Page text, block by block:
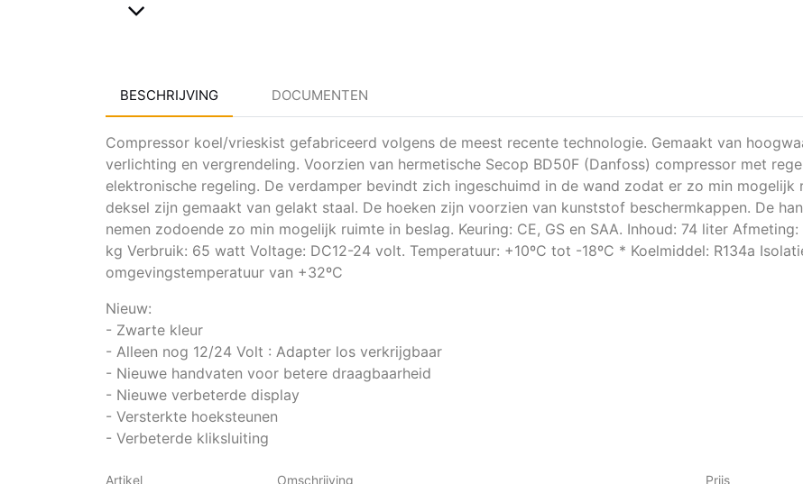
BESCHRIJVING DOCUMENTEN
Compressor koel/vrieskist gefabriceerd volgens de meest recente technologie. Gemaakt van
verlichting en vergrendeling. Voorzien van hermetische Secop BD50F (Danfoss) compressor met
elektronische regeling. De verdamper bevindt zich ingeschuimd in de wand zodat er zo min mogelijk
deksel zijn gemaakt van gelakt staal. De hoeken zijn voorzien van kunststof beschermkappen. De
nemen zodoende zo min mogelijk ruimte in beslag. Keuring: CE, GS en SAA. Inhoud: 74 liter
kg Verbruik: 65 watt Voltage: DC12-24 volt. Temperatuur: +10ºC tot -18ºC * Koelmiddel: R134a
omgevingstemperatuur van +32ºC
Nieuw:
- Zwarte kleur
- Alleen nog 12/24 Volt : Adapter los verkrijgbaar
- Nieuwe handvaten voor betere draagbaarheid
- Nieuwe verbeterde display
- Versterkte hoeksteunen
- Verbeterde kliksluiting
Artikel Omschrijving Prijs